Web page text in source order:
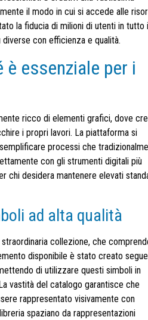
il modo in cui si accede alle
la fiducia di milioni di utenti in tutto il
con efficienza e qualità.
è essenziale per i
ricco di elementi grafici, dove
i propri lavori. La piattaforma si
processi che
con gli strumenti digitali più
chi desidera mantenere elevati
ad alta qualità
collezione, che
disponibile è stato creato
di utilizzare questi simboli in
vastità del catalogo garantisce che
rappresentato visivamente con
spaziano da rappresentazioni